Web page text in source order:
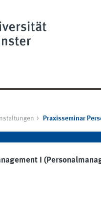
Praxisseminar
I